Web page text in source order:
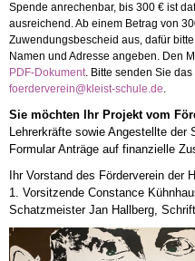
Spende anrechenbar, bis 300 € ist
ausreichend. Ab einem Betrag von
Zuwendungsbescheid aus, dafür
Namen und Adresse angeben. Den
PDF-Dokument. Bitte senden Sie
foerderverein@kleist-schule.de.
Sie möchten Ihr Projekt vom
Lehrerkräfte sowie Angestellte der
Formular Anträge auf finanzielle
Ihr Vorstand des Förderverein der
1. ​Vorsitzende Constance
Schatzmeister Jan Hallberg,